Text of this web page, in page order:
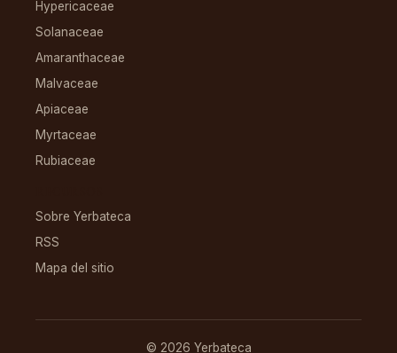
Hypericaceae
Solanaceae
Amaranthaceae
Malvaceae
Apiaceae
Myrtaceae
Rubiaceae
Sobre Yerbateca
RSS
Mapa del sitio
© 2026 Yerbateca